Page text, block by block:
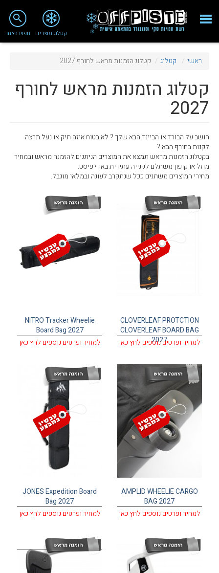
close
ציוד סנובורד
ציוד סקי
מאמרים
טיפולים ושירות
TeamOPC
קטלוג מוצרים
search
חפש באתר
ראשי קטלוג קטלוג הזמנות מראש לחורף 2027
קטלוג הזמנות מראש לחורף
2027
חושב על הבורד או הביינד הבא שלך ? לא בטוח איזה תיק או נעל תרצה
לקנות בחורף הבא ?
בקטלוג הזמנות מראש תמצא את המוצרים הניתנים להזמנה מראש ובמחיר
מוזל או קופון משתלם לקנייה עתידית באוף פיסט.
מחירי המוצרים משתנים ככל שנתקרב לעונה ובמלאי מוגבל.
CLOVERLEAF PROTCTION
CLOVERLEAF BOARD BAG
2027
למחיר ופרטים נוספים לחץ כאן
NITRO Tracker Wheelie
Board Bag 2027
למחיר ופרטים נוספים לחץ כאן
AMPLID WHEELIE CARGO
BAG 2027
למחיר ופרטים נוספים לחץ כאן
JONES Expedition Board
Bag 2027
למחיר ופרטים נוספים לחץ כאן